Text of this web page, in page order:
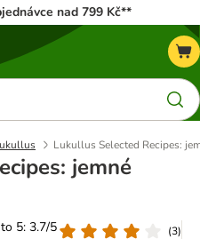
nad 799 Kč**
Lukullus Selected Recipes:
jemné
5: 3.7/5
(3)